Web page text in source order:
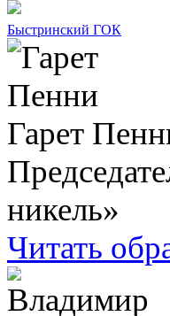
Быстринский ГОК
Гарет
никель»
Читать